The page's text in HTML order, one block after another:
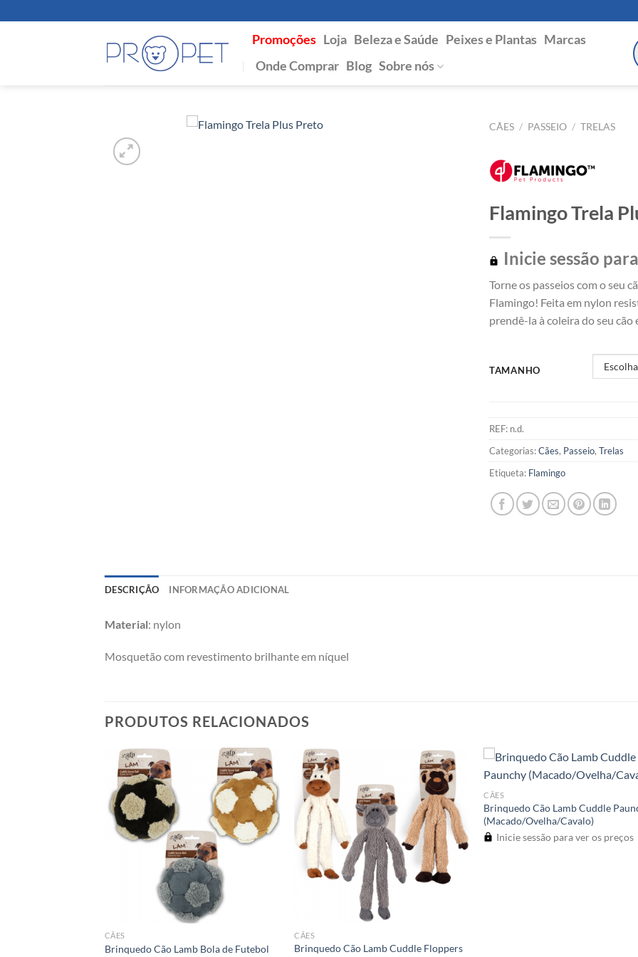
to
Promoções Loja Beleza e Saúde Peixes e Plantas Marcas
Onde Comprar Blog Sobre nós
CÃES / PASSEIO / TRELAS
Flamingo Trela
Inicie sessão
Torne os passeios com o seu
Flamingo! Feita em nylon
prendê-la à coleira do seu
TAMANHO
REF: n.d.
Categorias:Cães, Passeio, Trelas
Etiqueta: Flamingo
DESCRIÇÃO INFORMAÇÃO ADICIONAL
Material: nylon
Mosquetão com revestimento brilhante em níquel
PRODUTOS RELACIONADOS
CÃES
Brinquedo Cão Lamb Bola de Futebol
CÃES
Brinquedo Cão Lamb Cuddle Floppers
CÃES
Brinquedo Cão Lamb Cuddle
(Macado/Ovelha/Cavalo)
Inicie sessão para ver os preços